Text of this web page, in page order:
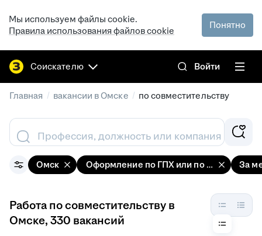
Мы используем файлы cookie.
Правила использования файлов cookie
Понятно
Соискателю Войти
Главная / вакансии в Омске / по совместительству
Профессия, должность или компания
Омск Оформление по ГПХ или по За
Работа по совместительству в
Омске, 330 вакансий